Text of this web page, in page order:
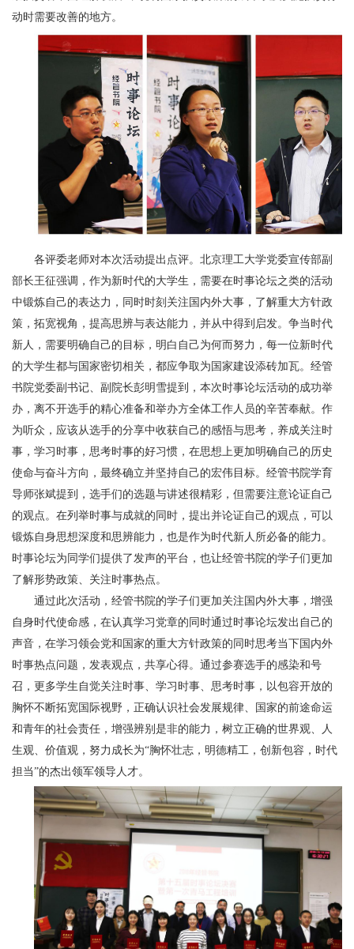
动时需要改善的地方。
各评委老师对本次活动提出点评。北京理工大学党委宣传部副
部长王征强调，作为新时代的大学生，需要在时事论坛之类的活动
中锻炼自己的表达力，同时时刻关注国内外大事，了解重大方针政
策，拓宽视角，提高思辨与表达能力，并从中得到启发。争当时代
新人，需要明确自己的目标，明白自己为何而努力，每一位新时代
的大学生都与国家密切相关，都应争取为国家建设添砖加瓦。经管
书院党委副书记、副院长彭明雪提到，本次时事论坛活动的成功举
办，离不开选手的精心准备和举办方全体工作人员的辛苦奉献。作
为听众，应该从选手的分享中收获自己的感悟与思考，养成关注时
事，学习时事，思考时事的好习惯，在思想上更加明确自己的历史
使命与奋斗方向，最终确立并坚持自己的宏伟目标。经管书院学育
导师张斌提到，选手们的选题与讲述很精彩，但需要注意论证自己
的观点。在列举时事与成就的同时，提出并论证自己的观点，可以
锻炼自身思想深度和思辨能力，也是作为时代新人所必备的能力。
时事论坛为同学们提供了发声的平台，也让经管书院的学子们更加
了解形势政策、关注时事热点。
通过此次活动，经管书院的学子们更加关注国内外大事，增强
自身时代使命感，在认真学习党章的同时通过时事论坛发出自己的
声音，在学习领会党和国家的重大方针政策的同时思考当下国内外
时事热点问题，发表观点，共享心得。通过参赛选手的感染和号
召，更多学生自觉关注时事、学习时事、思考时事，以包容开放的
胸怀不断拓宽国际视野，正确认识社会发展规律、国家的前途命运
和青年的社会责任，增强辨别是非的能力，树立正确的世界观、人
生观、价值观，努力成长为“胸怀壮志，明德精工，创新包容，时代
担当”的杰出领军领导人才。